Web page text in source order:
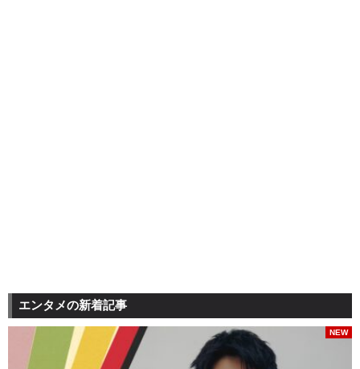
エンタメの新着記事
NEW